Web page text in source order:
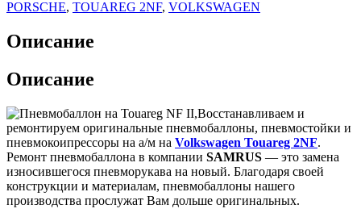
PORSCHE, TOUAREG 2NF, VOLKSWAGEN
Описание
Описание
Восстанавливаем и
ремонтируем оригинальные пневмобаллоны, пневмостойки и
пневмокоипрессоры на а/м на Volkswagen Touareg 2NF.
Ремонт пневмобаллона в компании SAMRUS — это замена
износившегося пневморукава на новый. Благодаря своей
конструкции и материалам, пневмобаллоны нашего
производства прослужат Вам дольше оригинальных.